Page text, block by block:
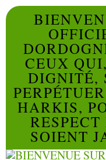
CEUX
DIGNITÉ,
HARKIS,
SOIENT